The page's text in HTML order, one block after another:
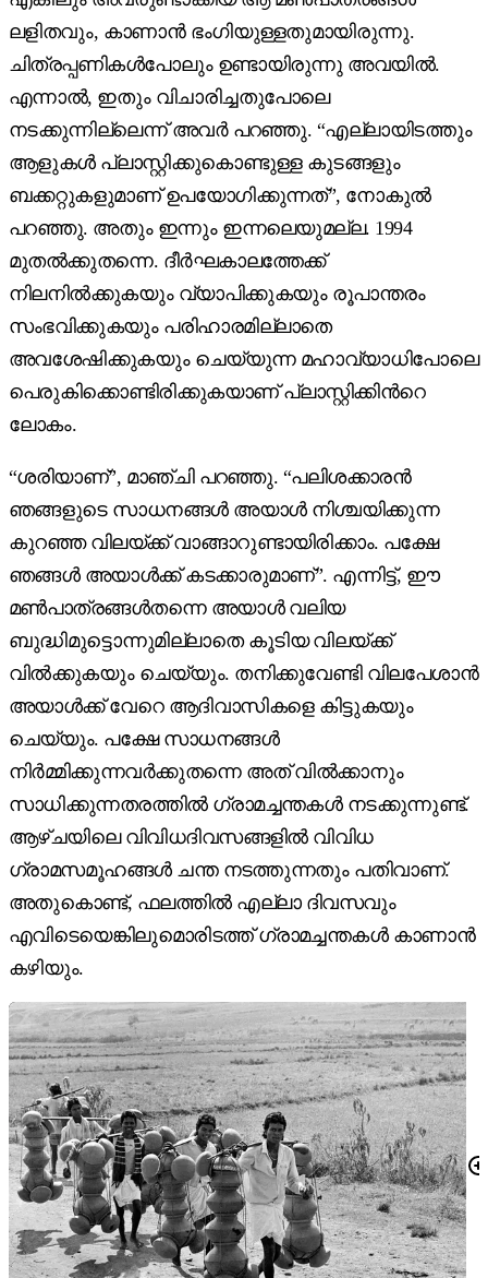
ലളിതവും, കാണാൻ ഭംഗിയുള്ളതുമായിരുന്നു.
ചിത്രപ്പണികൾപോലും ഉണ്ടായിരുന്നു അവയിൽ.
എന്നാൽ, ഇതും വിചാരിച്ചതുപോലെ
നടക്കുന്നില്ലെന്ന് അവർ പറഞ്ഞു. “എല്ലായിടത്തും
ആളുകൾ പ്ലാസ്റ്റിക്കുകൊണ്ടുള്ള കുടങ്ങളും
ബക്കറ്റുകളുമാണ് ഉപയോഗിക്കുന്നത്”, നോകുൽ
പറഞ്ഞു. അതും ഇന്നും ഇന്നലെയുമല്ല. 1994
മുതൽക്കുതന്നെ. ദീർഘകാലത്തേക്ക്
നിലനിൽക്കുകയും വ്യാപിക്കുകയും രൂപാന്തരം
സംഭവിക്കുകയും പരിഹാരമില്ലാതെ
അവശേഷിക്കുകയും ചെയ്യുന്ന മഹാവ്യാധിപോലെ
പെരുകിക്കൊണ്ടിരിക്കുകയാണ് പ്ലാസ്റ്റിക്കിന്‍റെ
ലോകം.
“ശരിയാണ്”, മാഞ്ചി പറഞ്ഞു. “പലിശക്കാരൻ
ഞങ്ങളുടെ സാധനങ്ങൾ അയാൾ നിശ്ചയിക്കുന്ന
കുറഞ്ഞ വിലയ്ക്ക് വാങ്ങാറുണ്ടായിരിക്കാം. പക്ഷേ
ഞങ്ങൾ അയാൾക്ക് കടക്കാരുമാണ്”. എന്നിട്ട്, ഈ
മൺപാത്രങ്ങൾതന്നെ അയാൾ വലിയ
ബുദ്ധിമുട്ടൊന്നുമില്ലാതെ കൂടിയ വിലയ്ക്ക്
വിൽക്കുകയും ചെയ്യും. തനിക്കുവേണ്ടി വിലപേശാൻ
അയാൾക്ക് വേറെ ആദിവാസികളെ കിട്ടുകയും
ചെയ്യും. പക്ഷേ സാധനങ്ങൾ
നിർമ്മിക്കുന്നവർക്കുതന്നെ അത് വിൽക്കാനും
സാധിക്കുന്നതരത്തിൽ ഗ്രാമച്ചന്തകൾ നടക്കുന്നുണ്ട്.
ആഴ്ചയിലെ വിവിധദിവസങ്ങളിൽ വിവിധ
ഗ്രാമസമൂഹങ്ങൾ ചന്ത നടത്തുന്നതും പതിവാണ്.
അതുകൊണ്ട്, ഫലത്തിൽ എല്ലാ ദിവസവും
എവിടെയെങ്കിലുമൊരിടത്ത് ഗ്രാമച്ചന്തകൾ കാണാൻ
കഴിയും.